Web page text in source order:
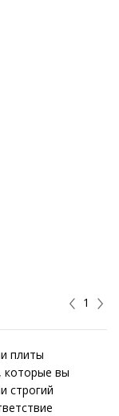
1
плиты
которые вы
строгий